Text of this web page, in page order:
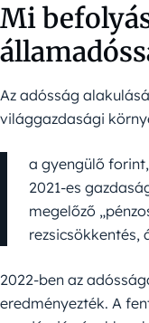
Mi
Az adósság
világgazdasági
a gyengülő
2021-es
megelőző
rezsicsökkentés,
2022-ben az
eredményezték. A